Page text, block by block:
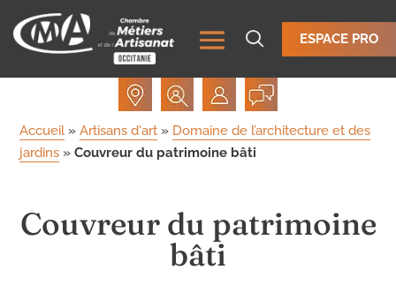
ESPACE PRO
Accueil »Artisans d'art » Domaine de l’architecture et des
jardins »Couvreur du patrimoine bâti
Couvreur du patrimoine
bâti